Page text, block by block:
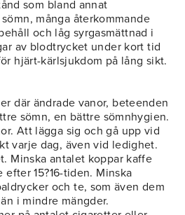
som bland annat
många återkommande
och låg syrgasmättnad i
av blodtrycket under kort tid
hjärt-kärlsjukdom på lång sikt.
där ändrade vanor, beteenden
sömn, en bättre sömnhygien.
Att lägga sig och gå upp vid
varje dag, även vid ledighet.
Minska antalet koppar kaffe
15?16-tiden. Minska
och te, som även dem
i mindre mängder.